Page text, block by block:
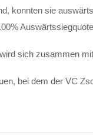
konnten sie
sich zusammen
bei dem der VC